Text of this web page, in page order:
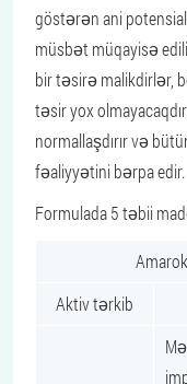
göstərən ani
müsbət müqayisə
bir təsirə malikdirlər,
təsir yox
normallaşdırır və
fəaliyyətini bərpa edir.
Formulada 5 təbii
Aktiv tərkib